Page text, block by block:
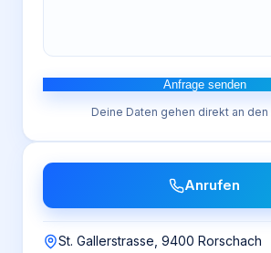
Anfrage senden
Deine Daten gehen direkt an den
Anrufen
St. Gallerstrasse, 9400 Rorschach